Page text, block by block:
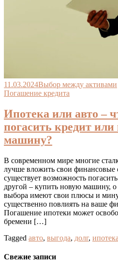
11.03.2024Выбор между активами
Погашение кредита
Ипотека или авто –
погасить кредит
машину?
В современном мире многие
лучше вложить свои финансовые
существует возможность
другой – купить новую машину,
выбора имеют свои плюсы и
существенно повлиять на ваше
Погашение ипотеки может
бремени […]
Tagged авто, выгода, долг, ипотека
Свежие записи